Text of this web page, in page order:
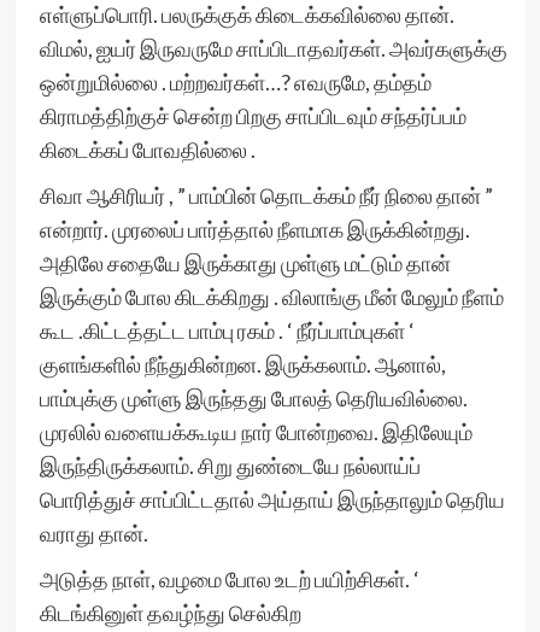
எள்ளுப்பொரி. பலருக்குக் கிடைக்கவில்லை தான்.
விமல், ஐயர் இருவருமே சாப்பிடாதவர்கள். அவர்களுக்கு
ஒன்றுமில்லை . மற்றவர்கள்…? எவருமே, தம்தம்
கிராமத்திற்குச் சென்ற பிறகு சாப்பிடவும் சந்தர்ப்பம்
கிடைக்கப் போவதில்லை .
சிவா ஆசிரியர் , ” பாம்பின் தொடக்கம் நீர் நிலை தான் ”
என்றார். முரலைப் பார்த்தால் நீளமாக இருக்கின்றது.
அதிலே சதையே இருக்காது முள்ளு மட்டும் தான்
இருக்கும் போல கிடக்கிறது . விலாங்கு மீன் மேலும் நீளம்
கூட‌ .கிட்டத்தட்ட பாம்பு ரகம் . ‘ நீர்ப்பாம்புகள் ‘
குளங்களில் நீந்துகின்றன. இருக்கலாம். ஆனால்,
பாம்புக்கு முள்ளு இருந்தது போலத் தெரியவில்லை.
முரலில் வளையக்கூடிய நார் போன்றவை. இதிலேயும்
இருந்திருக்கலாம். சிறு துண்டையே நல்லாய்ப்
பொரித்துச் சாப்பிட்டதால் அய்தாய் இருந்தாலும் தெரிய
வராது தான்.
அடுத்த நாள், வழமை போல உடற் பயிற்சிகள். ‘
கிடங்கினுள் தவழ்ந்து செல்கிற